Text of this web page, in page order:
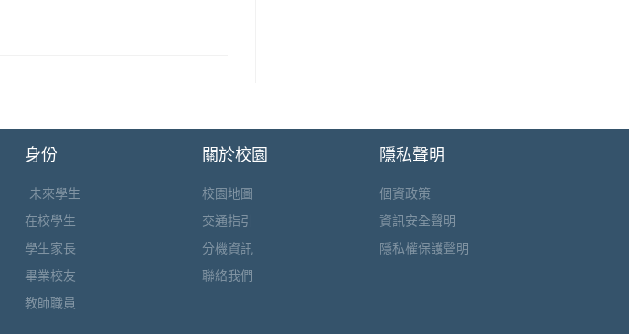
身份
未來學生
在校學生
學生家長
畢業校友
教師職員
關於校園
校園地圖
交通指引
分機資訊
聯絡我們
隱私聲明
個資政策
資訊安全聲明
隱私權保護聲明